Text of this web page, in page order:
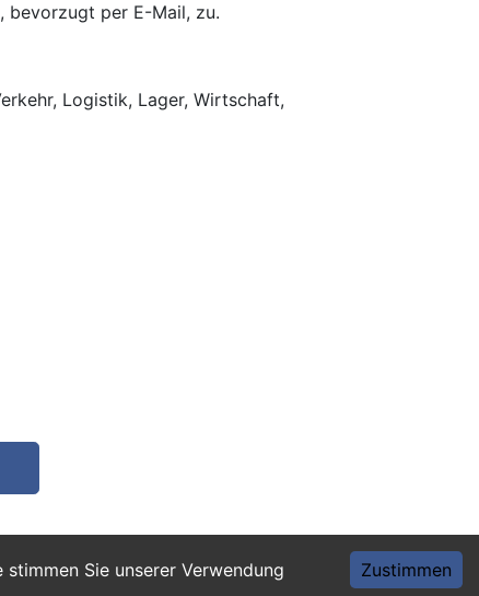
Sie unserer Verwendung
Zustimmen
bevorzugt per E-Mail, zu.
Logistik, Lager, Wirtschaft,